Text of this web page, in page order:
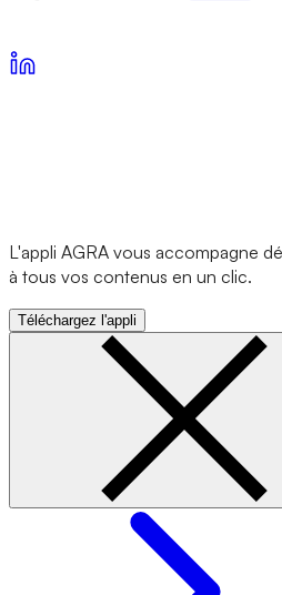
L'appli AGRA vous accompagne
à tous vos contenus en un clic.
Téléchargez l'appli